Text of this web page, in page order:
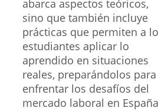
abarca aspectos teóricos,
sino que también incluye
prácticas que permiten a
estudiantes aplicar lo
aprendido en situaciones
reales, preparándolos para
enfrentar los desafíos del
mercado laboral en